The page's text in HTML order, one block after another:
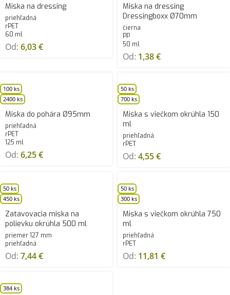
Miska na dressing
priehľadná
rPET
60 ml
Od: 6,03€
Miska na dressing
Dressingboxx Ø70mm
čierna
PP
50 ml
Od: 1,38€
100 ks
2400 ks
Miska do pohára Ø95mm
priehľadná
rPET
125 ml
Od: 6,25€
50 ks
700 ks
Miska s viečkom okrúhla 150
ml
priehľadná
rPET
Od: 4,55€
50 ks
450 ks
Zatavovacia miska na
polievku okrúhla 500 ml
priemer 127 mm
priehľadná
Od: 7,44€
50 ks
300 ks
Miska s viečkom okrúhla 750
ml
priehľadná
rPET
Od: 11,81 €
384 ks